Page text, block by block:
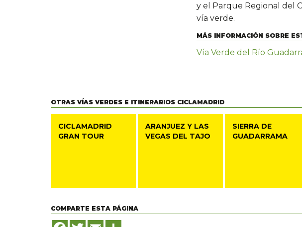
y el Parque Regional del
vía verde.
MÁS INFORMACIÓN SOBRE
Vía Verde del Río
OTRAS VÍAS VERDES E ITINERARIOS CICLAMADRID
CICLAMADRID
GRAN TOUR
ARANJUEZ Y LAS
VEGAS DEL TAJO
SIERRA DE
GUADARRAMA
COMPARTE ESTA PÁGINA